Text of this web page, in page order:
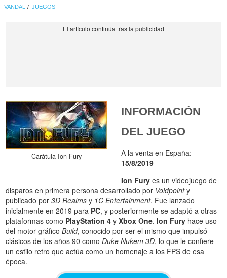
VANDAL JUEGOS
Carátula Ion Fury
INFORMACIÓN
DEL JUEGO
A la venta en España:
15/8/2019
Ion Fury es un videojuego de
disparos en primera persona desarrollado por Voidpointy
publicado por3D Realms y 1C Entertainment. Fue lanzado
inicialmente en 2019 para PC, y posteriormente se adaptó a otras
plataformas como PlayStation 4 yXbox One.Ion Fury hace uso
del motor gráficoBuild, conocido por ser el mismo que impulsó
clásicos de los años 90 comoDuke Nukem 3D, lo que le confiere
un estilo retro que actúa como un homenaje a los FPS de esa
época.